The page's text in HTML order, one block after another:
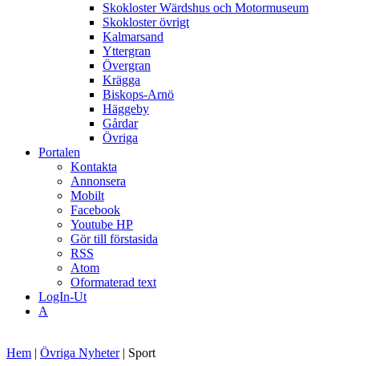
Skokloster Wärdshus och Motormuseum
Skokloster övrigt
Kalmarsand
Yttergran
Övergran
Krägga
Biskops-Arnö
Häggeby
Gårdar
Övriga
Portalen
Kontakta
Annonsera
Mobilt
Facebook
Youtube HP
Gör till förstasida
RSS
Atom
Oformaterad text
LogIn-Ut
A
Hem | Övriga Nyheter| Sport